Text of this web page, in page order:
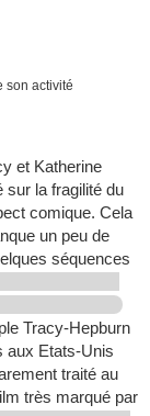
son activité
et Katherine
sur la fragilité du
comique. Cela
un peu de
séquences
Tracy-Hepburn
aux Etats-Unis
traité au
très marqué par